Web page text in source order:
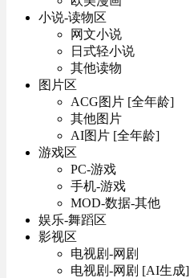
小说-读物区
网文小说
日式轻小说
其他读物
图片区
ACG图片 [全年龄]
其他图片
AI图片 [全年龄]
游戏区
PC-游戏
手机-游戏
MOD-数据-其他
娱乐-舞蹈区
影视区
电视剧-网剧
电视剧-网剧 [AI生成]